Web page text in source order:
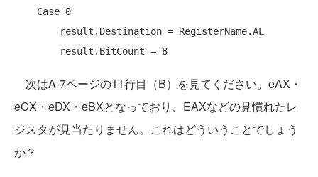
Case 0
次はA-7ページの11行目（B）を見てください。eAX・
eCX・eDX・eBXとなっており、EAXなどの見慣れたレ
ジスタが見当たりません。これはどういうことでしょう
か？